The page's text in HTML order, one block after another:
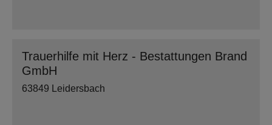
Trauerhilfe mit Herz - Bestattungen Brand
GmbH
63849 Leidersbach